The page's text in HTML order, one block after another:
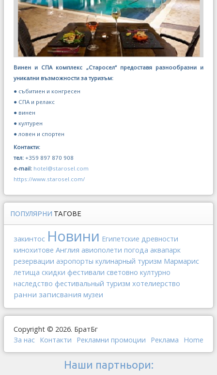
Винен и СПА комплекс „Старосел“ предоставя разнообразни и
уникални възможности за туризъм:
● събитиен и конгресен
● СПА и релакс
● винен
● културен
● ловен и спортен
Контакти:
тел: +359 897 870 908
e-mail: hotel@starosel.com
https://www.starosel.com/
ПОПУЛЯРНИ ТАГОВЕ
закинтос Новини Египетские древности
кинохитове Англия авиополети погода аквапарк
резервации аэропорты кулинарный туризм Мармарис
летища скидки фестивали световно културно
наследство фестивальный туризм хотелиерство
ранни записвания музеи
Copyright © 2026. БратБг
За нас Контакти Рекламни промоции Реклама Home
Наши партньори: